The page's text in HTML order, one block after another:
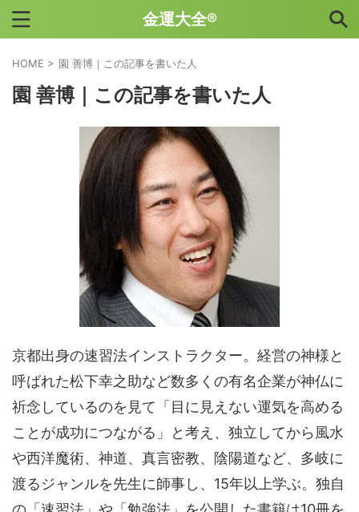
金運大全®
HOME > 園 善博｜この記事を書いた人
園 善博｜この記事を書いた人
京都出身の速習法インストラクター。経営の神様と
呼ばれた松下幸之助など数多くの有名企業が神仏に
祈念しているのを見て「目に見えない運気を高める
ことが成功につながる」と考え、独立してから風水
や西洋魔術、神道、真言密教、陰陽道など、多岐に
渡るジャンルを先生に師事し、15年以上学ぶ。独自